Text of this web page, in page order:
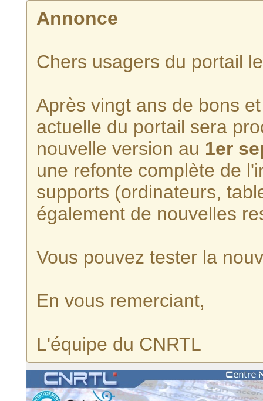
Annonce
Chers usagers du portail
Après vingt ans de bons
actuelle du portail sera
nouvelle version au 1er
une refonte complète de
supports (ordinateurs,
également de nouvelles
Vous pouvez tester la
En vous remerciant,
L'équipe du CNRTL